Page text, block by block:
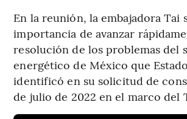
En la reunión, la embajadora Tai
importancia de avanzar
resolución de los problemas del
energético de México que
identificó en su solicitud de
de julio de 2022 en el marco del